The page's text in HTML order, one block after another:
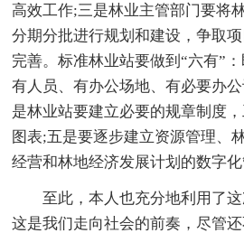
高效工作;三是林业主管部门要将
分期分批进行规划和建设，争取
完善。标准林业站要做到“六有”：
有人员、有办公场地、有必要办
是林业站要建立必要的规章制度
图表;五是要逐步建立资源管理、
经营和林地经济发展计划的数字化
至此，本人也充分地利用了这
这是我们走向社会的前奏，尽管